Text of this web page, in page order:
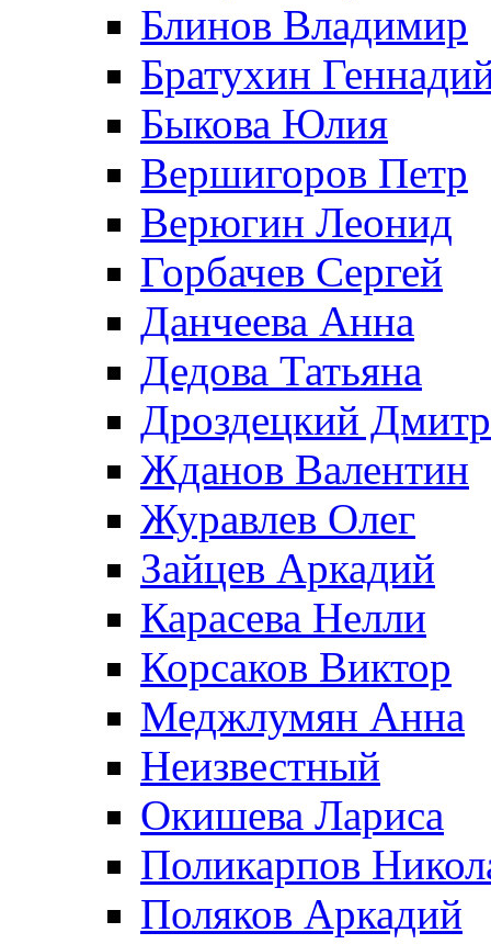
Блинов Владимир
Братухин
Быкова Юлия
Вершигоров Петр
Верюгин Леонид
Горбачев Сергей
Данчеева Анна
Дедова Татьяна
Дроздецкий
Жданов Валентин
Журавлев Олег
Зайцев Аркадий
Карасева Нелли
Корсаков Виктор
Меджлумян Анна
Неизвестный
Окишева Лариса
Поликарпов
Поляков Аркадий